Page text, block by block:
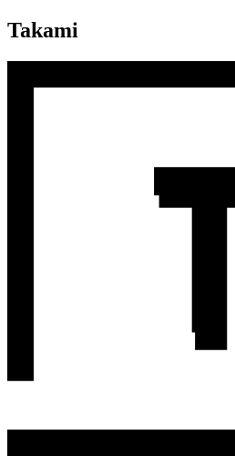
Takami